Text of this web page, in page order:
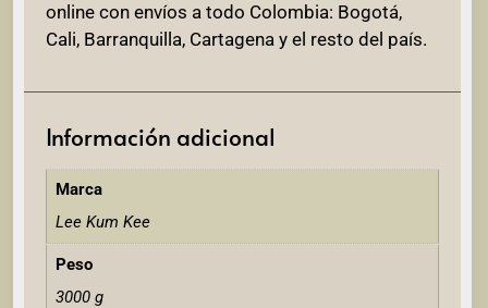
online con envíos a todo Colombia: Bogotá,
Cali, Barranquilla, Cartagena y el resto del país.
Información adicional
Marca
Lee Kum Kee
Peso
3000 g